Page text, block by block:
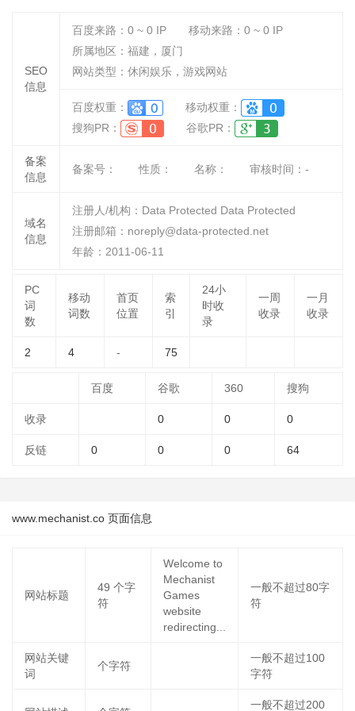
SEO
信息
百度来路： 0 ~ 0 IP 移动来路： 0 ~ 0 IP
所属地区：福建，厦门
网站类型：休闲娱乐，游戏网站
百度权重：
移动权重：
搜狗PR：
谷歌PR：
备案
信息
备案号： 性质： 名称： 审核时间： -
域名
信息
注册人/机构：Data Protected Data Protected
注册邮箱：noreply@data-protected.net
年龄：2011-06-11
PC
词
数
移动
词数
首页
位置
索
引
24小
时收
录
一周
收录
一月
收录
2 4 - 75
百度 谷歌 360 搜狗
收录 0 0 0
反链 0 0 0 64
www.mechanist.co 页面信息
网站标题
49 个字
符
Welcome to
Mechanist
Games
website
redirecting...
一般不超过80字
符
网站关键
词
个字符
一般不超过100
字符
一般不超过200